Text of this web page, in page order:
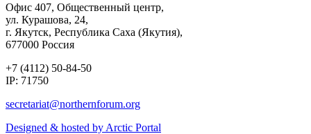
Офис 407, Общественный центр,
ул. Курашова, 24,
г. Якутск, Республика Саха (Якутия),
677000 Россия
+7 (4112) 50-84-50
IP: 71750
Designed & hosted by Arctic Portal